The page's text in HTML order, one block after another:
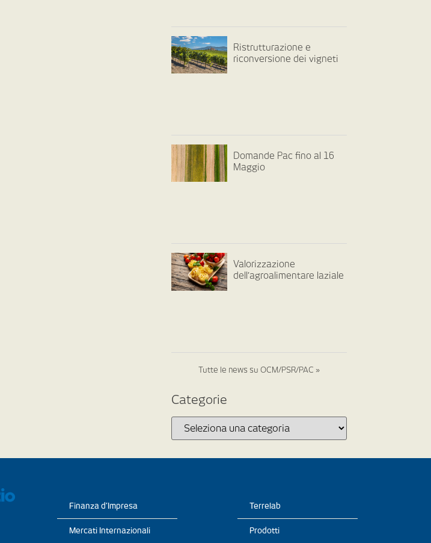
Ristrutturazione e
riconversione dei vigneti
Domande Pac fino al 16
Maggio
Valorizzazione
dell’agroalimentare laziale
Tutte le news su OCM/PSR/PAC »
Categorie
Finanza d’Impresa
Mercati Internazionali
Terrelab
Prodotti